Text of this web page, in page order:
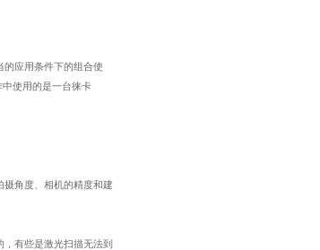
应用条件下的组合使
使用的是一台徕卡
角度、相机的精度和建
有些是激光扫描无法到